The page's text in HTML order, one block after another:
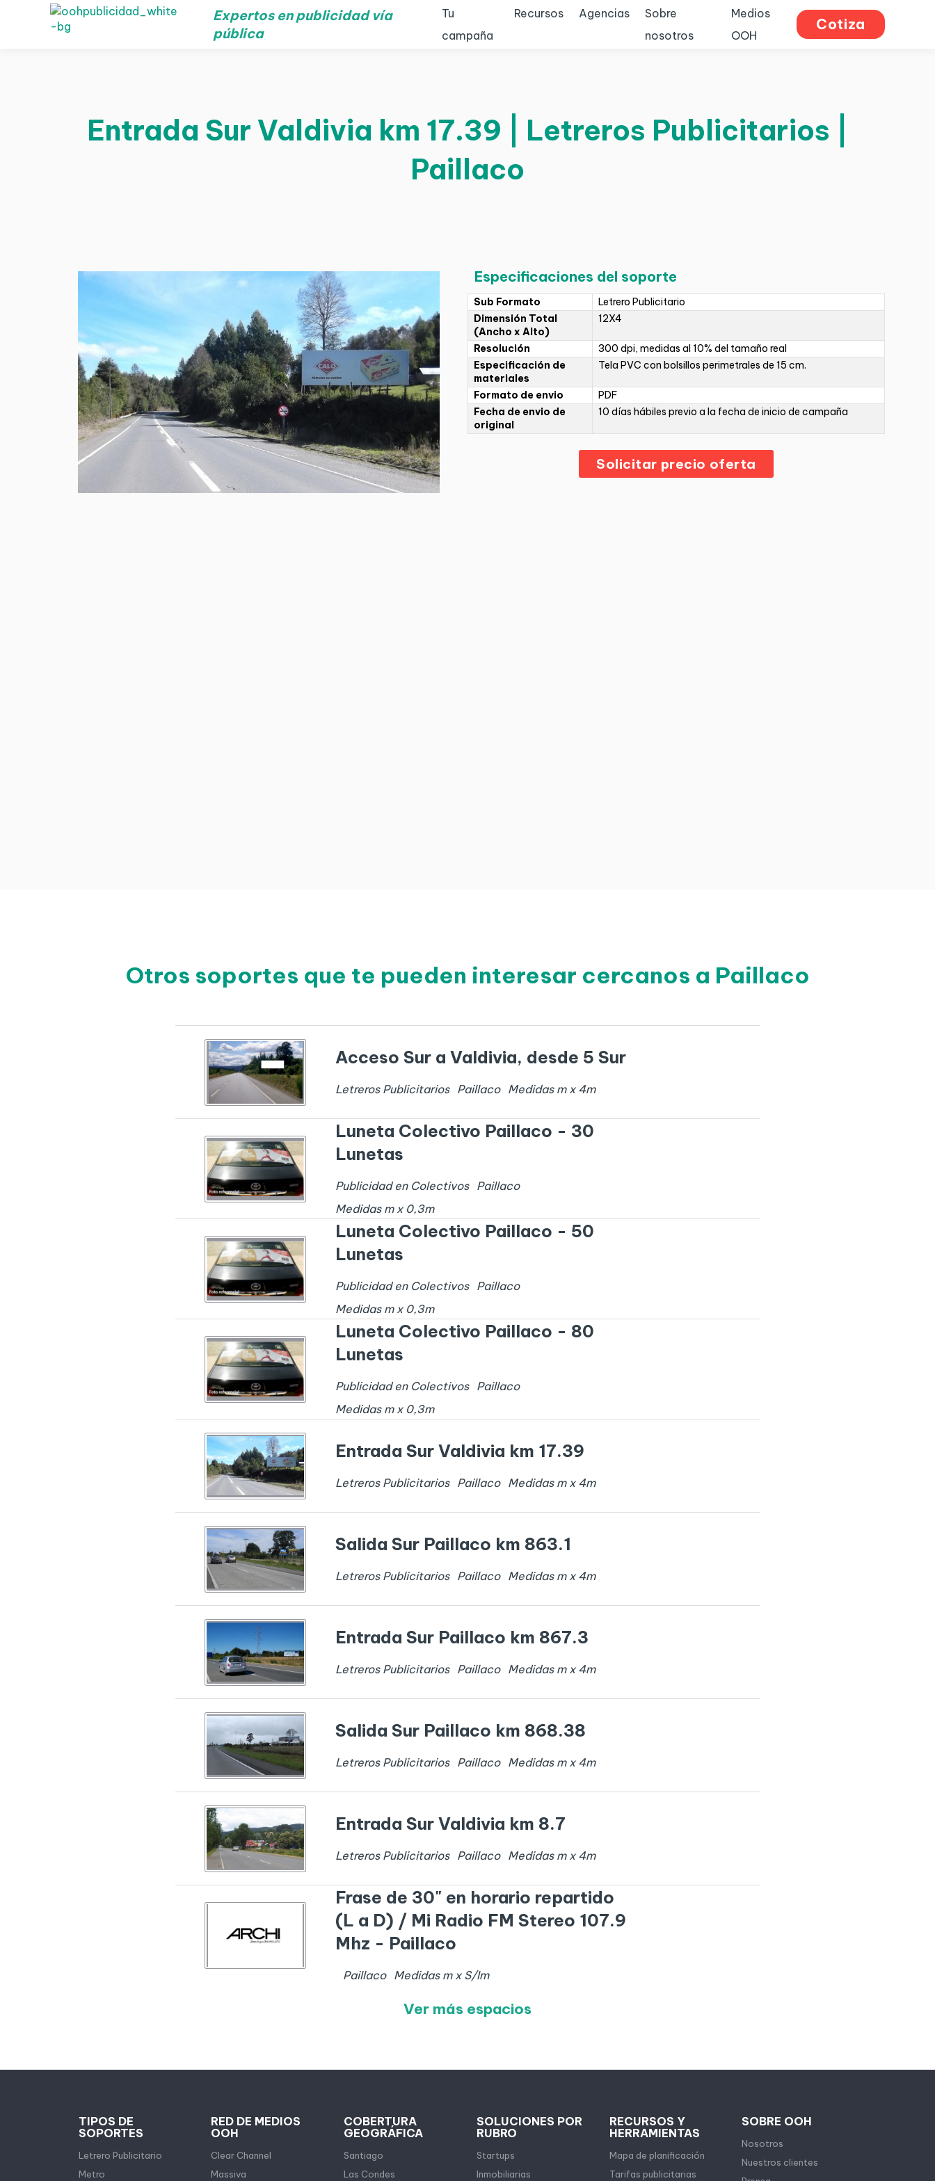
Expertos en publicidad vía
pública
Tu
campaña
Recursos Agencias
Sobre
nosotros
Medios
OOH
Cotiza
Entrada Sur Valdivia km 17.39 | Letreros Publicitarios |
Paillaco
Especificaciones del soporte
Sub Formato
Letrero Publicitario
Dimensión Total
(Ancho x Alto)
12X4
Resolución
300 dpi, medidas al 10% del tamaño real
Especificación de
materiales
Tela PVC con bolsillos perimetrales de 15 cm.
Formato de envio
PDF
Fecha de envio de
original
10 días hábiles previo a la fecha de inicio de campaña
Solicitar precio oferta
Otros soportes que te pueden interesar cercanos a Paillaco
Acceso Sur a Valdivia, desde 5 Sur
Letreros Publicitarios Paillaco Medidas m x 4m
Luneta Colectivo Paillaco - 30
Lunetas
Publicidad en Colectivos Paillaco
Medidas m x 0,3m
Luneta Colectivo Paillaco - 50
Lunetas
Publicidad en Colectivos Paillaco
Medidas m x 0,3m
Luneta Colectivo Paillaco - 80
Lunetas
Publicidad en Colectivos Paillaco
Medidas m x 0,3m
Entrada Sur Valdivia km 17.39
Letreros Publicitarios Paillaco Medidas m x 4m
Salida Sur Paillaco km 863.1
Letreros Publicitarios Paillaco Medidas m x 4m
Entrada Sur Paillaco km 867.3
Letreros Publicitarios Paillaco Medidas m x 4m
Salida Sur Paillaco km 868.38
Letreros Publicitarios Paillaco Medidas m x 4m
Entrada Sur Valdivia km 8.7
Letreros Publicitarios Paillaco Medidas m x 4m
Frase de 30" en horario repartido
(L a D) / Mi Radio FM Stereo 107.9
Mhz - Paillaco
Paillaco Medidas m x S/Im
Ver más espacios
TIPOS DE
SOPORTES
Letrero Publicitario
Metro
RED DE MEDIOS
OOH
Clear Channel
Massiva
COBERTURA
GEOGRÁFICA
Santiago
Las Condes
SOLUCIONES POR
RUBRO
Startups
Inmobiliarias
RECURSOS Y
HERRAMIENTAS
Mapa de planificación
Tarifas publicitarias
SOBRE OOH
Nosotros
Nuestros clientes